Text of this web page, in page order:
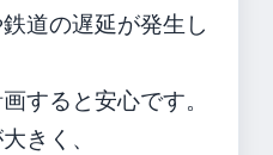
道の遅延が発生し
すると安心です。
きく、